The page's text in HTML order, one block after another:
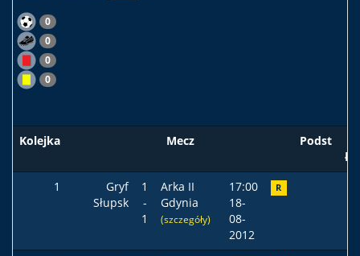
0
0
0
0
Kolejka Mecz Podst
1
Gryf
Słupsk
1
-
1
Arka II
Gdynia
(szczegóły)
17:00
18-
08-
2012
R